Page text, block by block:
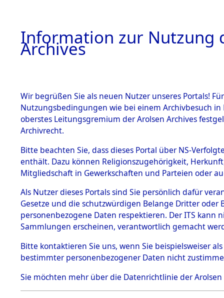
BESTÄNDE
1.
mente
5. Verschiedenes
5.3
Todesmärsche
5.3.1 Alliierte
Erhebungen
zu
Todesmärsch
en
5.3.2
Anfragen
0131
Information zur Nutzung
Archives
Wir begrüßen Sie als neuen Nutzer unseres Portals!
Nutzungsbedingungen wie bei einem Archivbesuch
oberstes Leitungsgremium der Arolsen Archives
Archivrecht.
Bitte beachten Sie, dass dieses Portal über NS-
enthält. Dazu können Religionszugehörigkeit,
Mitgliedschaft in Gewerkschaften und Parteien oder
Als Nutzer dieses Portals sind Sie persönlich dafür
Gesetze und die schutzwürdigen Belange Dritter
personenbezogene Daten respektieren. Der ITS
Sammlungen erscheinen, verantwortlich gemacht
Bitte kontaktieren Sie uns, wenn Sie beispielsweiser
bestimmter personenbezogener Daten nicht
Sie möchten mehr über die Datenrichtlinie der Arolsen